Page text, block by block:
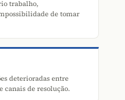
trabalho,
de tomar
deterioradas entre
canais de resolução.